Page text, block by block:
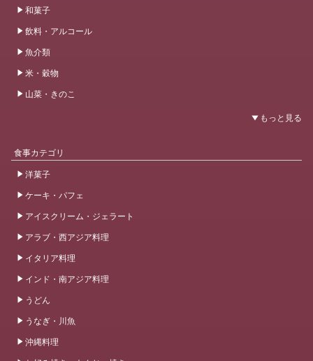
和菓子
飲料・アルコール
魚介類
米・穀物
山菜・きのこ
食事カテゴリ
洋菓子
ケーキ・パフェ
アイスクリーム・ジェラート
アラブ・西アジア料理
イタリア料理
インド・南アジア料理
うどん
うなぎ・川魚
沖縄料理